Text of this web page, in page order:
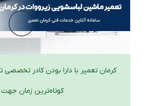
کرمان تعمیر با دارا بودن کادر
کوتاه‌ترین زمان